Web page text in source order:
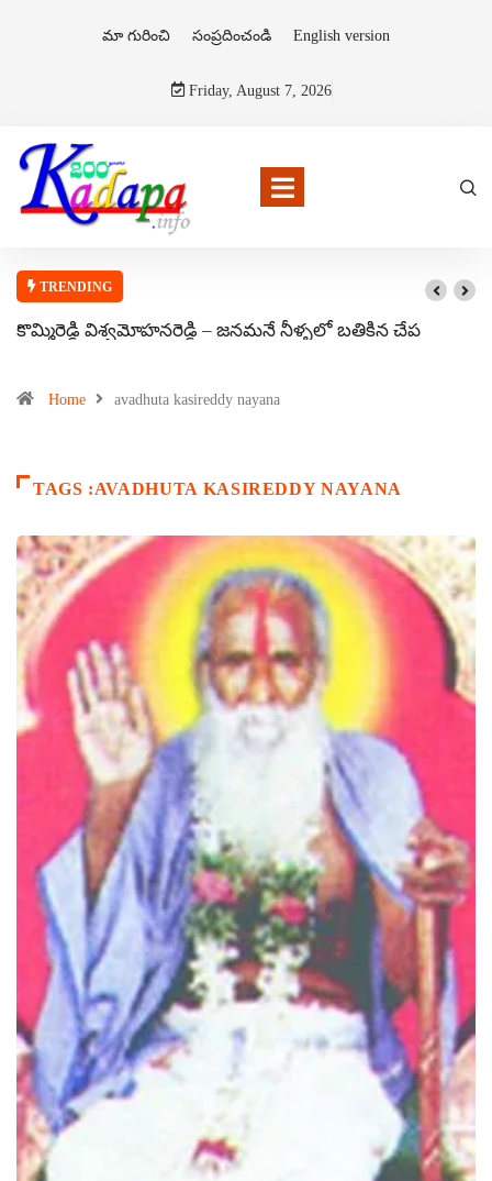
మా గురించి సంప్రదించండి English version
Friday, August 7, 2026
TRENDING
కొమ్మిరెడ్డి విశ్వమోహనరెడ్డి – జనమనే నీళ్ళలో బతికిన చేప
Home avadhuta kasireddy nayana
TAGS :AVADHUTA KASIREDDY NAYANA